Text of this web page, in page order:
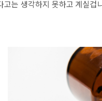
는 생각하지 못하고 계실겁